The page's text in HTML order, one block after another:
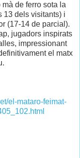
de ferro sota la
13 dels visitants) i
(17-14 de parcial).
jugadors inspirats
impressionant
el matx
el-mataro-feimat-